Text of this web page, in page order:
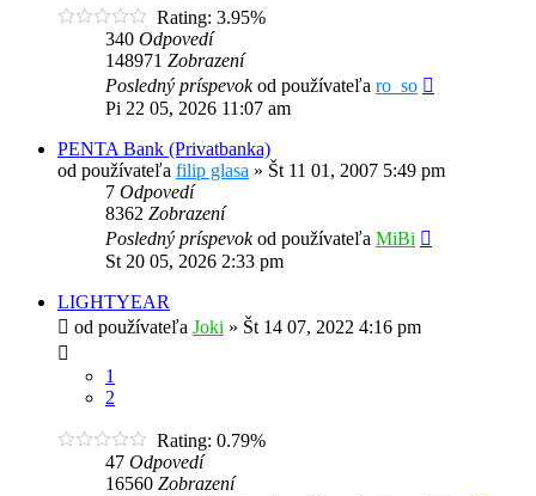
Rating: 3.95%
340 Odpovedí
148971 Zobrazení
Posledný príspevokod používateľa ro_so
Pi 22 05, 2026 11:07 am
PENTA Bank (Privatbanka)
od používateľa filip glasa » Št 11 01, 2007 5:49 pm
7 Odpovedí
8362 Zobrazení
Posledný príspevokod používateľa MiBi
St 20 05, 2026 2:33 pm
LIGHTYEAR
od používateľa Joki » Št 14 07, 2022 4:16 pm
1
2
Rating: 0.79%
47 Odpovedí
16560 Zobrazení